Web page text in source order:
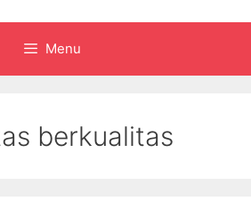
Menu
berkualitas